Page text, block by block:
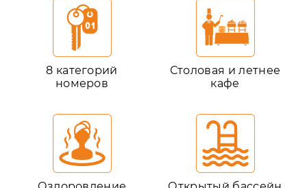
8 категорий
номеров
Столовая и летнее
кафе